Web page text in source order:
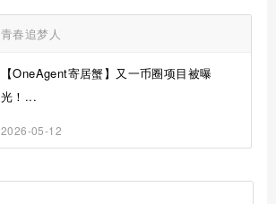
青春追梦人
【OneAgent寄居蟹】又一币圈项目被曝
光！...
2026-05-12